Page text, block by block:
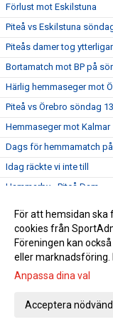
Förlust mot Eskilstuna
Piteå vs Eskilstuna
Piteås damer tog
Bortamatch mot BP på
Härlig hemmaseger mot
Piteå vs Örebro söndag
Hemmaseger mot Kalmar
Dags för hemmamatch
Idag räckte vi inte till
Hammarby - Piteå Dam
Första hemmamatchen
Hana Kerner ansluter till
Premiär på söndag
För att hemsidan
cookies från
Föreningen kan
eller marknadsföring.
Anpassa dina val
Acceptera